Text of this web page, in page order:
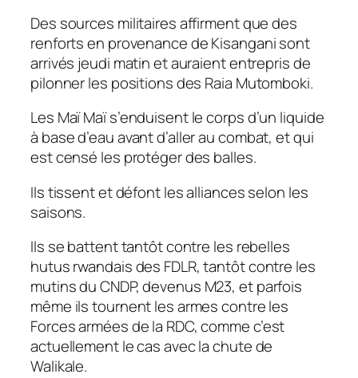
Des sources militaires affirment que des
renforts en provenance de Kisangani sont
arrivés jeudi matin et auraient entrepris de
pilonner les positions des Raia Mutomboki.
Les Maï Maï s’enduisent le corps d’un liquide
à base d’eau avant d’aller au combat, et qui
est censé les protéger des balles.
Ils tissent et défont les alliances selon les
saisons.
Ils se battent tantôt contre les rebelles
hutus rwandais des FDLR, tantôt contre les
mutins du CNDP, devenus M23, et parfois
même ils tournent les armes contre les
Forces armées de la RDC, comme c’est
actuellement le cas avec la chute de
Walikale.